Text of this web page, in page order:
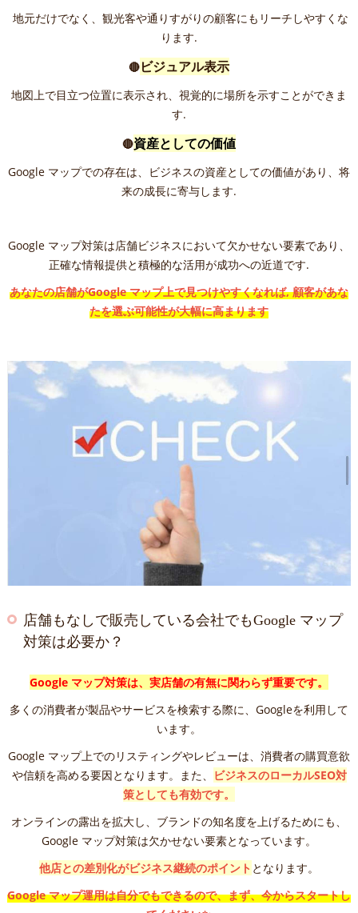
地元だけでなく、観光客や通りすがりの顧客にもリーチしやすくな
ります.
🔴ビジュアル表示
地図上で目立つ位置に表示され、視覚的に場所を示すことができま
す.
🔴資産としての価値
Google マップでの存在は、ビジネスの資産としての価値があり、将
来の成長に寄与します.
Google マップ対策は店舗ビジネスにおいて欠かせない要素であり、
正確な情報提供と積極的な活用が成功への近道です.
あなたの店舗がGoogle マップ上で見つけやすくなれば, 顧客があな
たを選ぶ可能性が大幅に高まります
店舗もなしで販売している会社でもGoogle マップ
対策は必要か？
Google マップ対策は、実店舗の有無に関わらず重要です。
多くの消費者が製品やサービスを検索する際に、Googleを利用して
います。
Google マップ上でのリスティングやレビューは、消費者の購買意欲
や信頼を高める要因となります。また、
ビジネスのローカルSEO対
策としても有効です。
オンラインの露出を拡大し、ブランドの知名度を上げるためにも、
Google マップ対策は欠かせない要素となっています。
他店との差別化がビジネス継続のポイント となります。
Google マップ運用は自分でもできるので、まず、今からスタートし